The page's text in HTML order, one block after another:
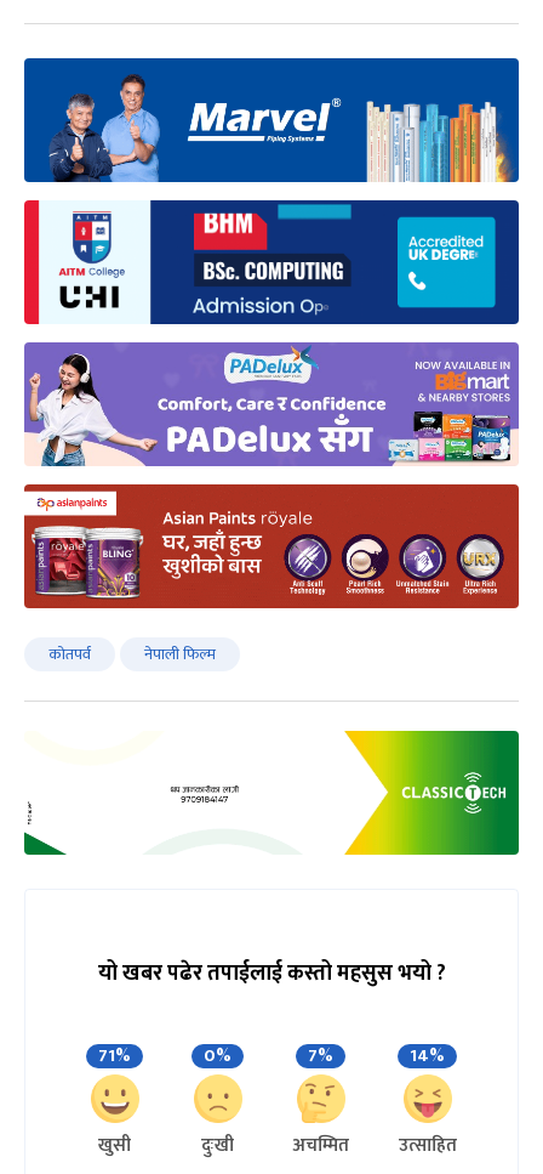
कोतपर्व नेपाली फिल्म
यो खबर पढेर तपाईलाई कस्तो महसुस भयो ?
71%
खुसी
0%
दुःखी
7%
अचम्मित
14%
उत्साहित